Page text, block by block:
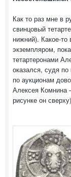
Как то раз мне в
свинцовый
нижний). Какое-
экземпляром,
тетартеронами
оказался, судя
по аукционам
Алексея Комнина
рисунке он